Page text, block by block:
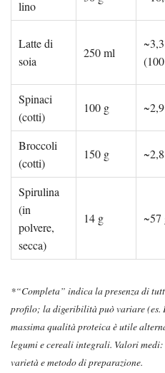
lino
Latte di
soia
250 ml
Spinaci
(cotti)
100 g
Broccoli
(cotti)
150 g
Spirulina
(in
polvere,
secca)
14 g ~57
*“Completa” indica la presenza di
profilo; la digeribilità può variare (es.
massima qualità proteica è utile
legumi e cereali integrali. Valori medi:
varietà e metodo di preparazione.